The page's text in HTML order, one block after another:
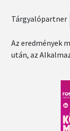
Tárgyalópartner
Az eredmények
után, az